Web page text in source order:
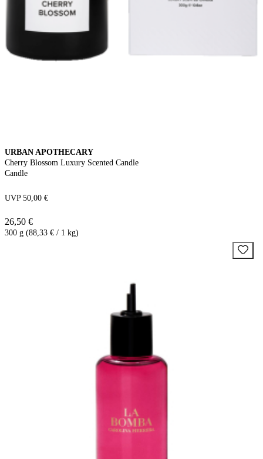
URBAN APOTHECARY
Cherry Blossom Luxury Scented Candle
Candle
UVP 50,00 €
26,50 €
300 g (88,33 € / 1 kg)